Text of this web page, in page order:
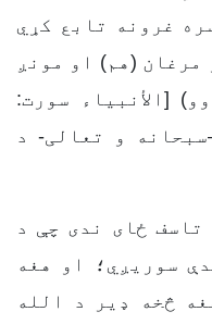
غرونه تابع كړي
(هم) او مونږ
[الأنبياء سورت:
–سبحانه و تعالی- د
تاسف ځای ندی چې د
سوریږي؛ او هغه
څخه ډیر د الله